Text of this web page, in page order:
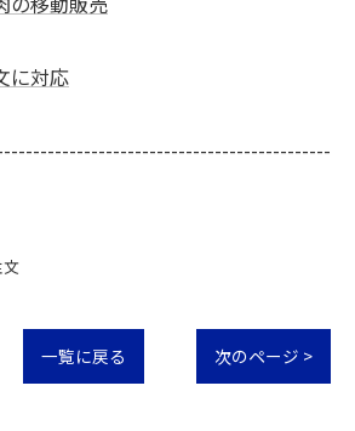
に対応
一覧に戻る 次のページ >